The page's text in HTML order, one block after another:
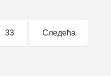
33 Следећа